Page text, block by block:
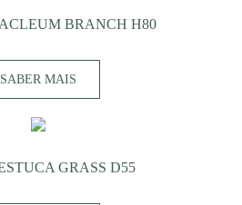
BRANCH H80
SABER MAIS
GRASS D55